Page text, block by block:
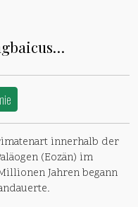
innerhalb der
(Eozän) im
Jahren begann